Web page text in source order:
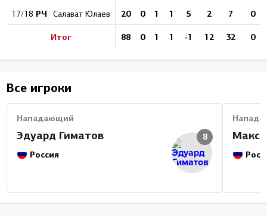
17/18 РЧ Салават Юлаев 20 0 1 1 5 2 7 0
Итог 88 0 1 1 -1 12 32 0
Все игроки
Нападающий
Эдуард Гиматов
Россия
8